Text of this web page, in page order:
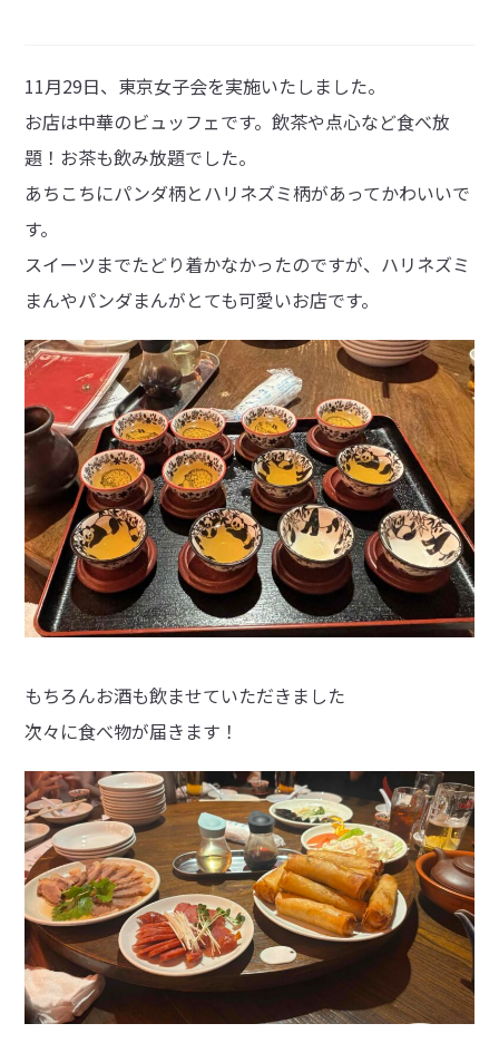
11月29日、東京女子会を実施いたしました。
お店は中華のビュッフェです。飲茶や点心など食べ放
題！お茶も飲み放題でした。
あちこちにパンダ柄とハリネズミ柄があってかわいいで
す。
スイーツまでたどり着かなかったのですが、ハリネズミ
まんやパンダまんがとても可愛いお店です。
もちろんお酒も飲ませていただきました
次々に食べ物が届きます！